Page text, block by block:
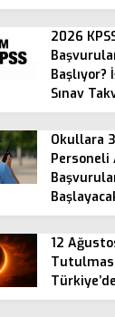
2026
Başlıyor?
Sınav
Okullara
Personeli
12